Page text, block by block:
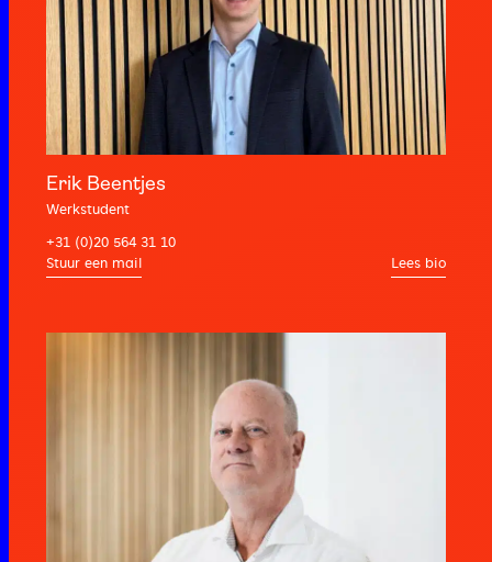
Erik Beentjes
Werkstudent
+31 (0)20 564 31 10
Lees bio